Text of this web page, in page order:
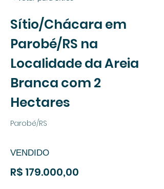
Sítio/Chácara em
Parobé/RS na
Localidade da Areia
Branca com 2
Hectares
Parobé/RS
VENDIDO
R$ 179.000,00